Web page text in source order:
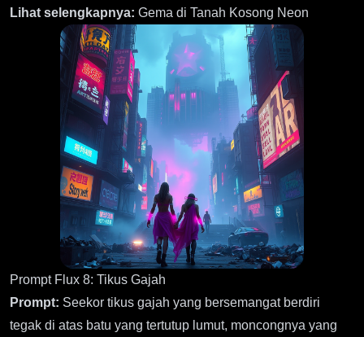
Lihat selengkapnya: Gema di Tanah Kosong Neon
Prompt Flux 8: Tikus Gajah
Prompt: Seekor tikus gajah yang bersemangat berdiri
tegak di atas batu yang tertutup lumut, moncongnya yang